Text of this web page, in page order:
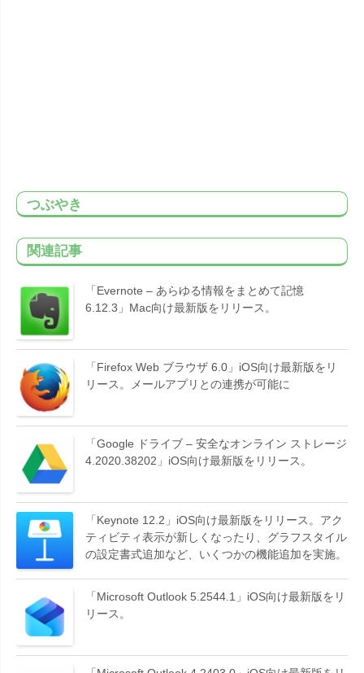
つぶやき
関連記事
「Evernote – あらゆる情報をまとめて記憶
6.12.3」Mac向け最新版をリリース。
「Firefox Web ブラウザ 6.0」iOS向け最新版をリ
リース。メールアプリとの連携が可能に
「Google ドライブ – 安全なオンライン ストレージ
4.2020.38202」iOS向け最新版をリリース。
「Keynote 12.2」iOS向け最新版をリリース。アク
ティビティ表示が新しくなったり、グラフスタイル
の設定書式追加など、いくつかの機能追加を実施。
「Microsoft Outlook 5.2544.1」iOS向け最新版をリ
リース。